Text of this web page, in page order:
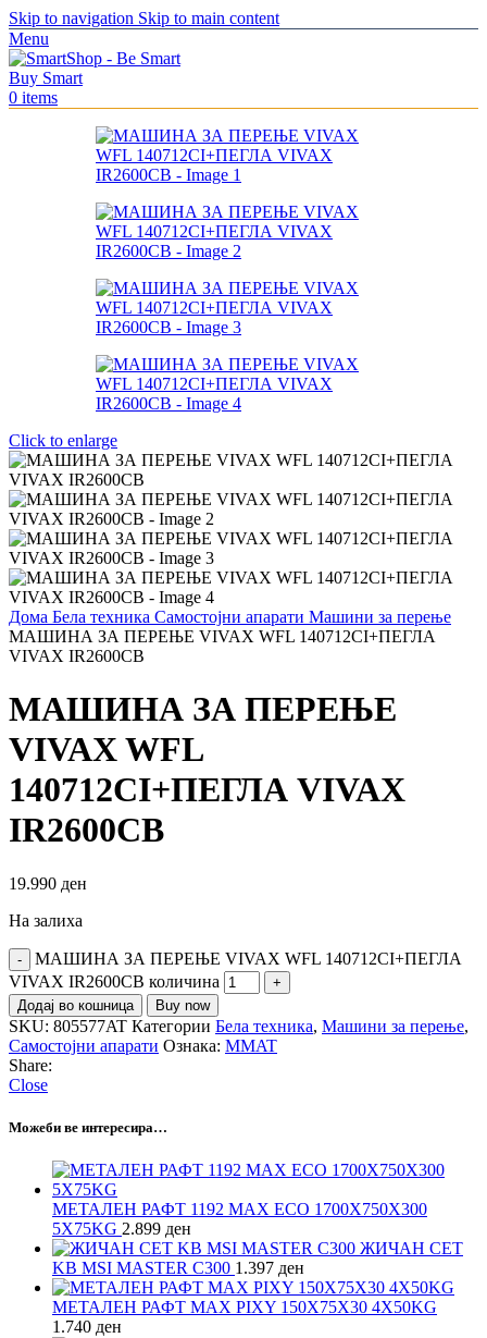
Skip to navigation Skip to main content
Menu
0 items
Click to enlarge
Дома Бела техника Самостојни апарати Машини за перење
МАШИНА ЗА ПЕРЕЊЕ VIVAX WFL 140712CI+ПЕГЛА
VIVAX IR2600CB
МАШИНА ЗА ПЕРЕЊЕ
VIVAX WFL
140712CI+ПЕГЛА VIVAX
IR2600CB
19.990 ден
На залиха
МАШИНА ЗА ПЕРЕЊЕ VIVAX WFL 140712CI+ПЕГЛА
VIVAX IR2600CB количина
Додај во кошница Buy now
SKU: 805577AT Категории Бела техника, Машини за перење,
Самостојни апарати Ознака: MMAT
Share:
Close
Можеби ве интересира…
МЕТАЛЕН РАФТ 1192 МAX ECO 1700X750X300
5X75KG 2.899 ден
ЖИЧАН СЕТ
KB MSI MASTER C300 1.397 ден
МЕТАЛЕН РАФТ MAX PIXY 150Х75Х30 4Х50KG
1.740 ден